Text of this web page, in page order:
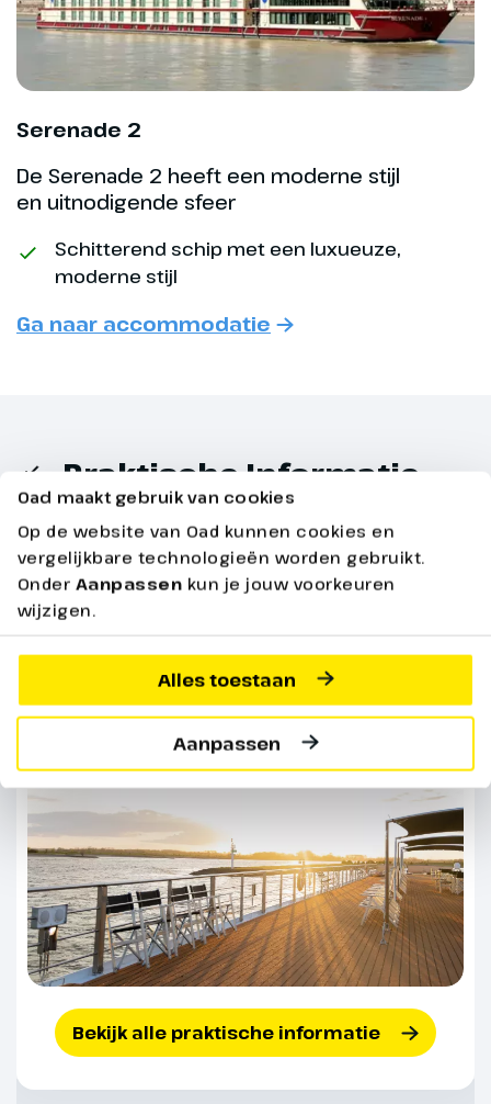
Oad maakt gebruik van cookies
Op de website van Oad kunnen cookies en
vergelijkbare technologieën worden gebruikt.
Onder Aanpassen kun je jouw voorkeuren
wijzigen.
Alles toestaan
Aanpassen
Huy – Namen
De aan de Maas gelegen
Belgische stad Huy, ligt in het
de stad van de fonteinen en
standbeelden. Een bezoek aan
Markt is zeker de moeite waard.
In de loop van de middag
vervolgen we onze reis naar
Namen.
Namen – Maastricht
Deze ochtend verblijven we in
Namen. Je kunt deelnemen aan
een optionele excursie naar
Dinant. Probeer in het centrum
één van de lokale specialiteiten
zoals Dinantse Koek of Flamiche,
een typisch Dinants kaas- taartje.
Ook een bezoek aan de Leffe
abdij behoort tot de
mogelijkheden. Aan het begin
van de middag als iedereen weer
aan boord is varen we naar
Serenade 2
De Serenade 2 heeft een moderne stijl
en uitnodigende sfeer
Schitterend schip met een luxueuze,
moderne stijl
Ga naar accommodatie
Praktische Informatie
Bekijk hieronder alle praktische informatie over
jouw reis
Bekijk alle praktische informatie